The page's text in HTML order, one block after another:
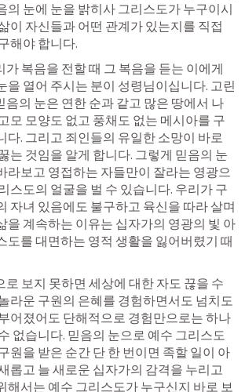
의 눈에 눈을 밝히사 그리스도가 누구이시
이 자신들과 어떤 관계가 있는지를 직접
해야 합니다.
가 복음을 전할 때 그 복음을 듣는 이에게
을 열어 주시는 분이 성령님이십니다. 고린
음의 눈은 연한 순과 같고 많은 땅에서 나
모 모양도 없고 풍채도 없는 메시아를 구
다. 그리고 죄인들의 유일한 소망이 바로
는 것임을 알게 합니다. 그렇게 믿음의 눈
라보고 영접하는 자들만이 잘라는 영광으
스도의 얼굴을 벌 수 있습니다. 우리가 구
자녀 있음에도 불구하고 육신을 따라 살며
을 계속하는 이유는 십자가의 영광의 빛 아
도를 대면하는 영적 생활을 잃어버렸기 때
로 보지 못하면 세상에 대한 자도 끊을 수
라운 구원의 은혜를 경험하면서도 넘치도
어졌어도 단해적으로 경험만으로는 하나
없습니다. 믿음의 눈으로 예수 그리스도
원을 받은 순간 단 한 번이면 족할 일이 아
롭고 늘 새로운 십자가의 감격을 누리고
해서는 예수 그리스도가 누구신지 바로 보